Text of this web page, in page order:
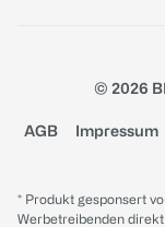
© 2026
AGB Impressum
* Produkt gesponsert
Werbetreibenden